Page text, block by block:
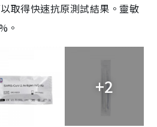
取得快速抗原測試結果。靈敏
。
+2